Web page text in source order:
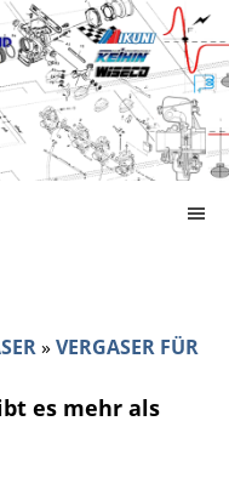
» VERGASER FÜR
es mehr als